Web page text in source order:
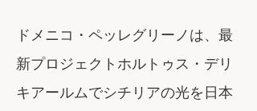
ドメニコ・ペッレグリーノは、最
新プロジェクトホルトゥス・デリ
キアールムでシチリアの光を日本